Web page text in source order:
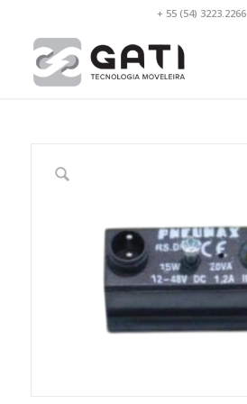
+ 55 (54) 3223.2266